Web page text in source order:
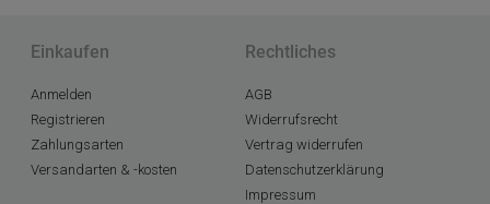
Einkaufen
Anmelden
Registrieren
Zahlungsarten
Versandarten & -kosten
Rechtliches
AGB
Widerrufsrecht
Vertrag widerrufen
Datenschutzerklärung
Impressum